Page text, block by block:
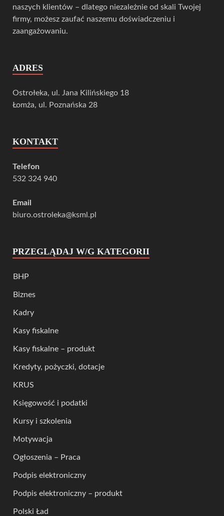
naszych klientów – dlatego niezależnie od skali Twojej
firmy, możesz zaufać naszemu doświadczeniu i
zaangażowaniu.
ADRES
Ostrołeka, ul. Jana Kilińskiego 18
Łomża, ul. Poznańska 28
KONTAKT
Telefon
532 324 940
Email
biuro.ostroleka@ksml.pl
PRZEGLĄDAJ W/G KATEGORII
BHP
Biznes
Kadry
Kasy fiskalne
Kasy fiskalne – produkt
Kredyty, pożyczki, dotacje
KRUS
Księgowość i podatki
Kursy i szkolenia
Motywacja
Ogłoszenia – Praca
Podpis elektroniczny
Podpis elektroniczny – produkt
Polski Ład